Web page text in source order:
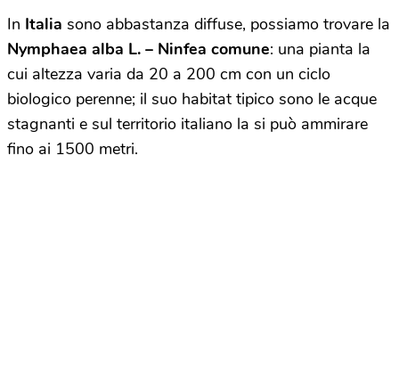
In Italia sono abbastanza diffuse, possiamo trovare la
Nymphaea alba L. – Ninfea comune: una pianta la
cui altezza varia da 20 a 200 cm con un ciclo
biologico perenne; il suo habitat tipico sono le acque
stagnanti e sul territorio italiano la si può ammirare
fino ai 1500 metri.